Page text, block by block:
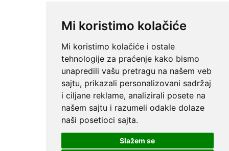
Mi koristimo kolačiće
Mi koristimo kolačiće i ostale
tehnologije za praćenje kako bismo
unapredili vašu pretragu na našem veb
sajtu, prikazali personalizovani sadržaj
i ciljane reklame, analizirali posete na
našem sajtu i razumeli odakle dolaze
naši posetioci sajta.
Slažem se